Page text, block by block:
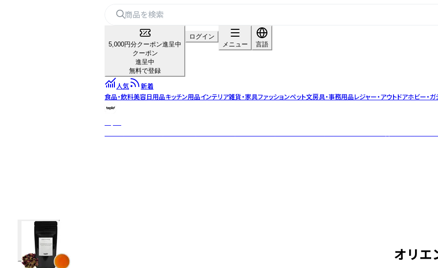
5,000円分クーポン進呈中
クーポン
進呈中
無料で登録
ログイン
メニュー
言語
人気
新着
食品・飲料美容日用品キッチン用品インテリア雑貨・家具ファッションペット文房具・事務用品レジャー・アウトドアホビー・ガ
オリエ